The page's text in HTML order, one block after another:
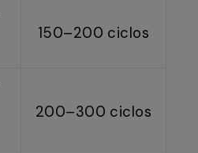
150–200 ciclos
200–300 ciclos